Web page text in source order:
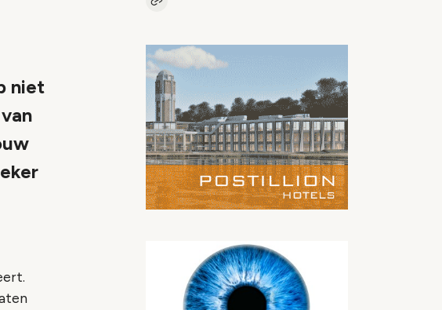
Kopieer link naar artikel
niet